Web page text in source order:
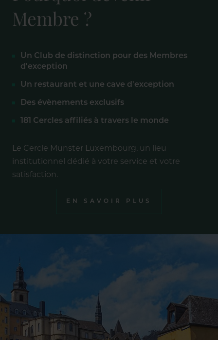
Membre ?
Un Club de distinction pour des Membres
d'exception
Un restaurant et une cave d'exception
Des évènements exclusifs
181 Cercles affiliés à travers le monde
Le Cercle Munster Luxembourg, un lieu
institutionnel dédié à votre service et votre
satisfaction.
EN SAVOIR PLUS